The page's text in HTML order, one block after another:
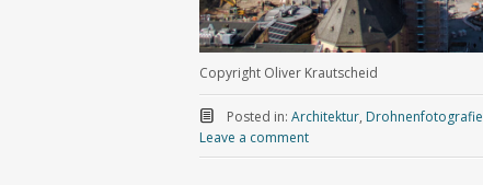
Copyright Oliver Krautscheid
Posted in: Architektur, Drohnenfotografie
Leave a comment